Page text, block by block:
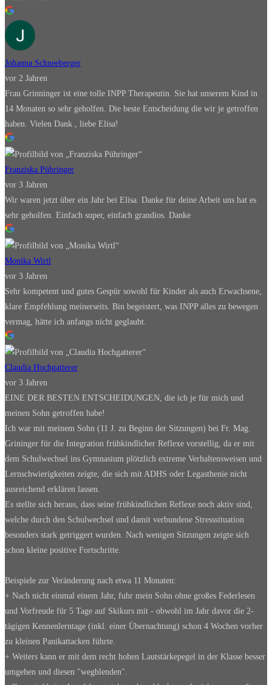
Johanna Schneeberger
vor 2 Jahren
Frau Grinninger ist eine tolle INPP Therapeutin. Sie hat unserem Kind in
14 Monaten so sehr geholfen. Die beste Entscheidung die wir je getroffen
haben. Vielen Dank , liebe Elisa!
Franziska Pühringer
vor 3 Jahren
Wir waren jetzt über ein Jahr bei Elisa. Danke für deine Arbeit uns hat es
sehr geholfen. Einfach super, einfach grandios. Danke
Monika Wirtl
vor 3 Jahren
Sehr kompetent und gutes Gespür sowohl für Kinder als auch Erwachsene,
klare Empfehlung meinerseits. Bin begeistert, was INPP alles zu bewegen
vermag, hätte ich anfangs nicht geglaubt.
Claudia Hochgatterer
vor 3 Jahren
EINE DER BESTEN ENTSCHEIDUNGEN, die ich je für mich und
meinen Sohn getroffen habe!
Ich war mit meinem Sohn (11 J. zu Beginn der Sitzungen) bei Fr. Mag.
Grininger für die Integration frühkindlicher Reflexe vorstellig, da er mit
dem Schulwechsel ins Gymnasium plötzlich extreme Verhaltensweisen und
Lernschwierigkeiten zeigte, die sich mit ADHS oder Legasthenie nicht
ausreichend erklären lassen.
Es stellte sich heraus, dass seine frühkindlichen Reflexe noch aktiv sind,
welche durch den Schulwechsel und damit verbundene Stresssituation
besonders stark getriggert wurden. Nach wenigen Sitzungen zeigte sich
schon kleine positive Fortschritte.
Beispiele zur Veränderung nach etwa 11 Monaten:
+ Nach nicht einmal einem Jahr, fuhr mein Sohn ohne großes Federlesen
und Vorfreude für 5 Tage auf Skikurs mit - obwohl im Jahr davor die 2-
tägigen Kennenlerntage (inkl. einer Übernachtung) schon 4 Wochen vorher
zu kleinen Panikattacken führte.
+ Weiters kann er mit dem recht hohen Lautstärkepegel in der Klasse besser
umgehen und diesen "wegblenden".